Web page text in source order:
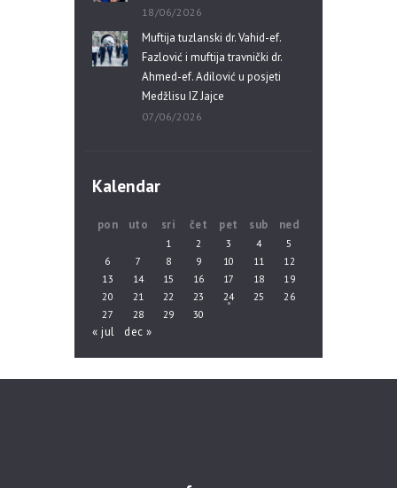
18/06/2026
Muftija tuzlanski dr. Vahid-ef.
Fazlović i muftija travnički dr.
Ahmed-ef. Adilović u posjeti
Medžlisu IZ Jajce
07/06/2026
Kalendar
pon uto sri čet pet sub ned
1 2 3 4
5
6
7 8 9 10 11
12
13
14 15 16 17 18
19
20
21 22 23 24 25
26
27
28 29 30
« jul dec »